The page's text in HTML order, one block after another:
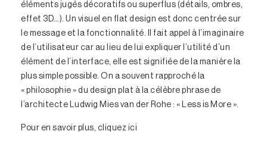
éléments jugés décoratifs ou superflus (détails, ombres,
effet 3D…). Un visuel en flat design est donc centrée sur
le message et la fonctionnalité. Il fait appel à l’imaginaire
de l’utilisateur car au lieu de lui expliquer l’utilité d’un
élément de l’interface, elle est signifiée de la manière la
plus simple possible. On a souvent rapproché la
« philosophie » du design plat à la célèbre phrase de
l’architecte Ludwig Mies van der Rohe : « Less is More ».
Pour en savoir plus, cliquez ici